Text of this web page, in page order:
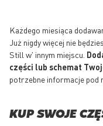
Każdego miesiąca
Już nigdy więcej nie
Still w' innym miejscu.
części lub schemat
potrzebne informacje pod
KUP SWOJE